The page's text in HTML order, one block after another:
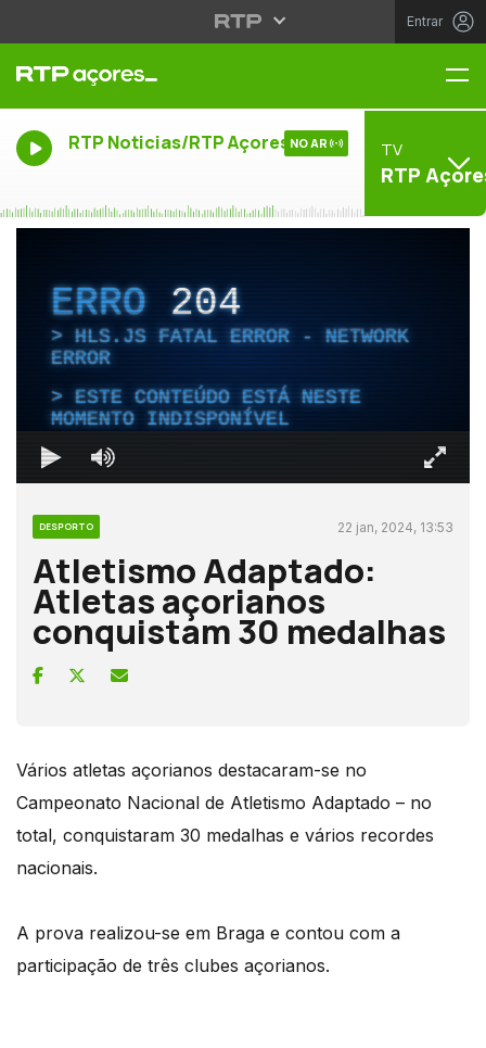
Entrar
RTP Noticias/RTP Açores NO AR TV
RTP
ERRO204
HLS.JS FATAL ERROR - NETWORK
ERROR
ESTE CONTEÚDO ESTÁ NESTE
MOMENTO INDISPONÍVEL
DESPORTO 22 jan, 2024, 13:53
Atletismo Adaptado:
Atletas açorianos
conquistam 30 medalhas
Vários atletas açorianos destacaram-se no
Campeonato Nacional de Atletismo Adaptado – no
total, conquistaram 30 medalhas e vários recordes
nacionais.
A prova realizou-se em Braga e contou com a
participação de três clubes açorianos.